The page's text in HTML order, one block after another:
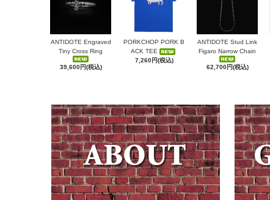
ANTIDOTE Engraved
Tiny Cross Ring
39,600円(税込)
PORKCHOP PORK B
ACK TEE
7,260円(税込)
ANTIDOTE Stud Link
Figaro Narrow Chain
62,700円(税込)